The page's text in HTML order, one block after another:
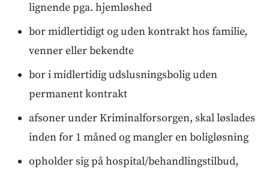
lignende pga. hjemløshed
bor midlertidigt og uden kontrakt hos familie,
venner eller bekendte
bor i midlertidig udslusningsbolig uden
permanent kontrakt
afsoner under Kriminalforsorgen, skal løslades
inden for 1 måned og mangler en boligløsning
opholder sig på hospital/behandlingstilbud,